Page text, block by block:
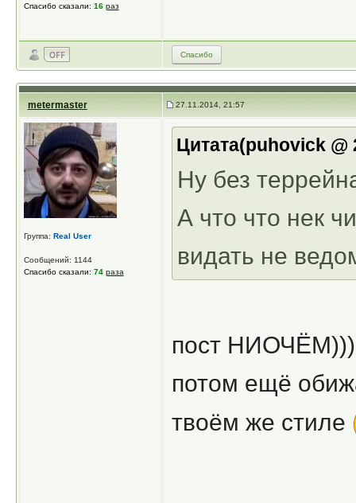
Спасибо сказали: 16 раз
Спасибо
metermaster 27.11.2014, 21:57
Группа: Real User
Сообщений: 1144
Спасибо сказали: 74 раза
Цитата(puhovick @
Ну без
А что что нек
видать не
пост НИОЧЁМ)))
потом ещё
твоём же стиле